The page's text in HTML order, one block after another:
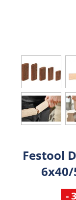
Festool
6x40/
-